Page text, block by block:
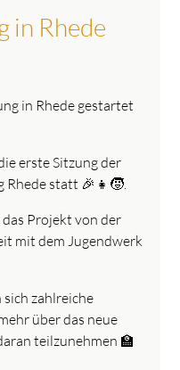
in Rhede
in Rhede gestartet
erste Sitzung der
Rhede statt 🎉👧🧒.
Projekt von der
mit dem Jugendwerk
zahlreiche
über das neue
teilzunehmen 🏫